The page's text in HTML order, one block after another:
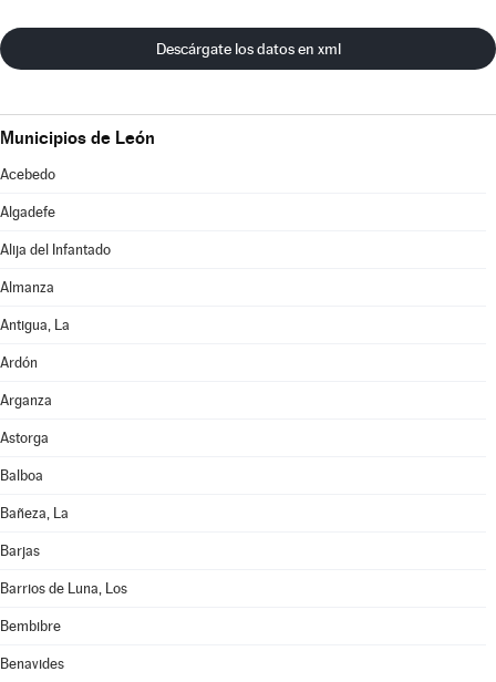
Descárgate los datos en xml
Municipios de León
Acebedo
Algadefe
Alija del Infantado
Almanza
Antigua, La
Ardón
Arganza
Astorga
Balboa
Bañeza, La
Barjas
Barrios de Luna, Los
Bembibre
Benavides